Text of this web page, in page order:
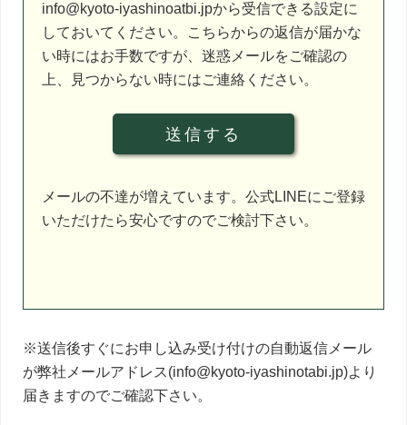
ド
は
空
の
て
く
info@kyoto-iyashinoatbi.jpから受信できる設定に
しておいてください。こちらからの返信が届かな
い時にはお手数ですが、迷惑メールをご確認の
上、見つからない時にはご連絡ください。
メールの不達が増えています。公式LINEにご登録
いただけたら安心ですのでご検討下さい。
※送信後すぐにお申し込み受け付けの自動返信メール
が弊社メールアドレス(info@kyoto-iyashinotabi.jp)より
届きますのでご確認下さい。